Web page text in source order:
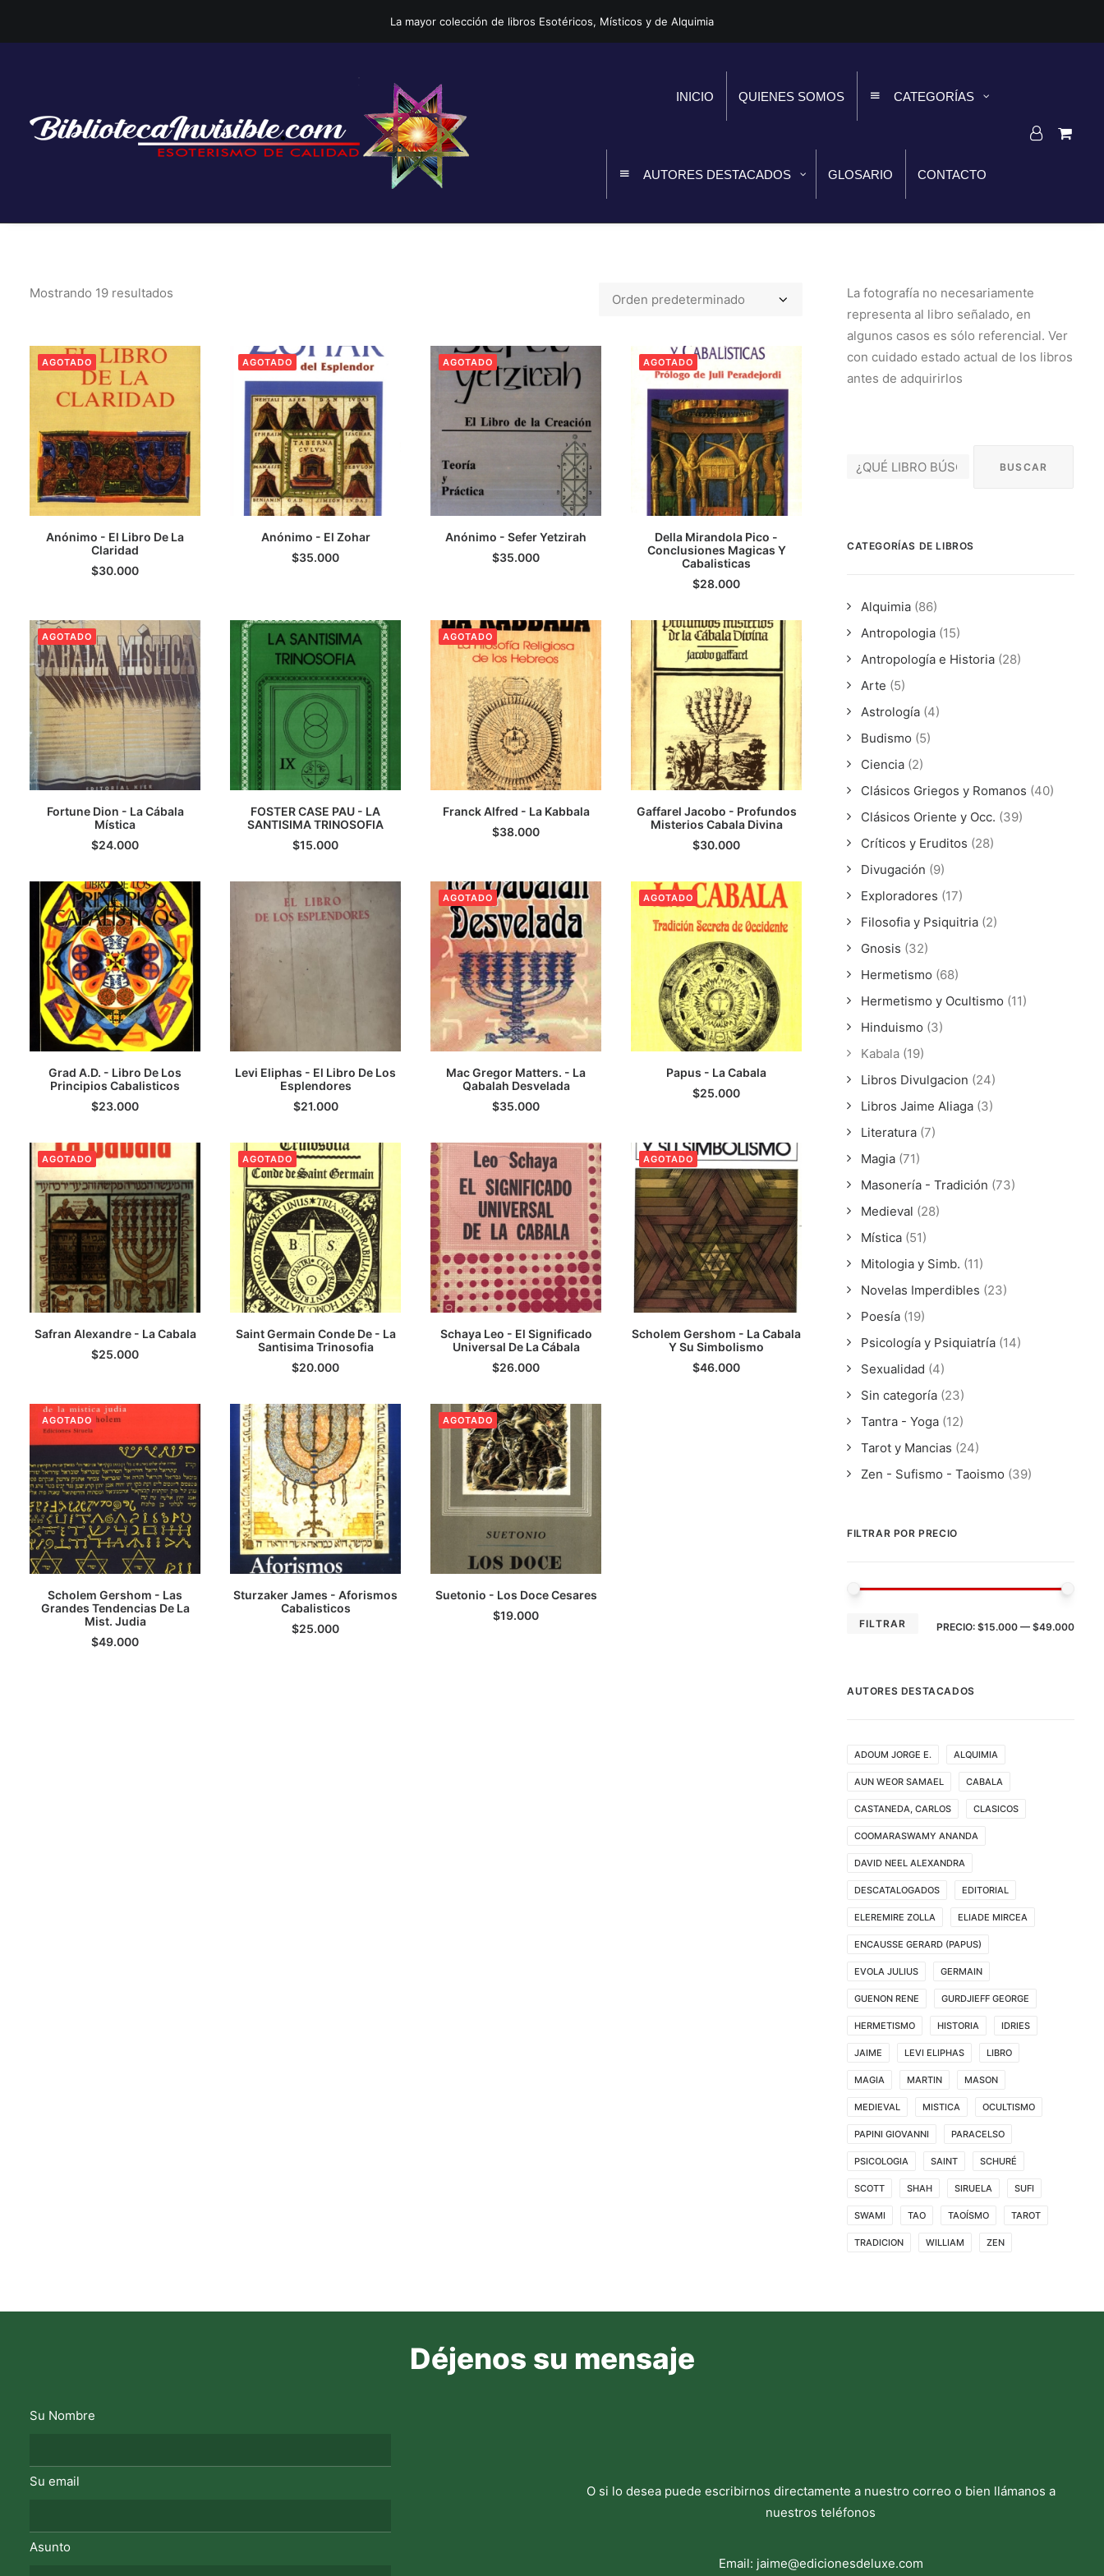
La mayor colección de libros Esotéricos, Místicos y de Alquimia
INICIO QUIENES SOMOS CATEGORÍAS
AUTORES DESTACADOS GLOSARIO CONTACTO
Mostrando 19 resultados
AGOTADO
LEER MÁS
Anónimo - El Libro De La
Claridad
$30.000
AGOTADO
LEER MÁS
Anónimo - El Zohar
$35.000
AGOTADO
LEER MÁS
Anónimo - Sefer Yetzirah
$35.000
AGOTADO
LEER MÁS
Della Mirandola Pico -
Conclusiones Magicas Y
Cabalisticas
$28.000
AGOTADO
LEER MÁS
Fortune Dion - La Cábala
Mística
$24.000
AGREGAR AL CARRITO
FOSTER CASE PAU - LA
SANTISIMA TRINOSOFIA
$15.000
AGOTADO
LEER MÁS
Franck Alfred - La Kabbala
$38.000
AGREGAR AL CARRITO
Gaffarel Jacobo - Profundos
Misterios Cabala Divina
$30.000
AGREGAR AL CARRITO
Grad A.D. - Libro De Los
Principios Cabalisticos
$23.000
AGREGAR AL CARRITO
Levi Eliphas - El Libro De Los
Esplendores
$21.000
AGOTADO
LEER MÁS
Mac Gregor Matters. - La
Qabalah Desvelada
$35.000
AGOTADO
LEER MÁS
Papus - La Cabala
$25.000
AGOTADO
LEER MÁS
Safran Alexandre - La Cabala
$25.000
AGOTADO
LEER MÁS
Saint Germain Conde De - La
Santisima Trinosofia
$20.000
AGREGAR AL CARRITO
Schaya Leo - El Significado
Universal De La Cábala
$26.000
AGOTADO
LEER MÁS
Scholem Gershom - La Cabala
Y Su Simbolismo
$46.000
AGOTADO
LEER MÁS
Scholem Gershom - Las
Grandes Tendencias De La
Mist. Judia
$49.000
AGREGAR AL CARRITO
Sturzaker James - Aforismos
Cabalisticos
$25.000
AGOTADO
LEER MÁS
Suetonio - Los Doce Cesares
$19.000
La fotografía no necesariamente
representa al libro señalado, en
algunos casos es sólo referencial. Ver
con cuidado estado actual de los libros
antes de adquirirlos
CATEGORÍAS DE LIBROS
Alquimia (86)
Antropologia (15)
Antropología e Historia (28)
Arte (5)
Astrología (4)
Budismo (5)
Ciencia (2)
Clásicos Griegos y Romanos (40)
Clásicos Oriente y Occ. (39)
Críticos y Eruditos (28)
Divugación (9)
Exploradores (17)
Filosofia y Psiquitria (2)
Gnosis (32)
Hermetismo (68)
Hermetismo y Ocultismo (11)
Hinduismo (3)
Kabala (19)
Libros Divulgacion (24)
Libros Jaime Aliaga (3)
Literatura (7)
Magia (71)
Masonería - Tradición (73)
Medieval (28)
Mística (51)
Mitologia y Simb. (11)
Novelas Imperdibles (23)
Poesía (19)
Psicología y Psiquiatría (14)
Sexualidad (4)
Sin categoría (23)
Tantra - Yoga (12)
Tarot y Mancias (24)
Zen - Sufismo - Taoismo (39)
FILTRAR POR PRECIO
FILTRAR PRECIO: $15.000 — $49.000
AUTORES DESTACADOS
ADOUM JORGE E. ALQUIMIA
AUN WEOR SAMAEL CABALA
CASTANEDA, CARLOS CLASICOS
COOMARASWAMY ANANDA
DAVID NEEL ALEXANDRA
DESCATALOGADOS EDITORIAL
ELEREMIRE ZOLLA ELIADE MIRCEA
ENCAUSSE GERARD (PAPUS)
EVOLA JULIUS GERMAIN
GUENON RENE GURDJIEFF GEORGE
HERMETISMO HISTORIA IDRIES
JAIME LEVI ELIPHAS LIBRO
MAGIA MARTIN MASON
MEDIEVAL MISTICA OCULTISMO
PAPINI GIOVANNI PARACELSO
PSICOLOGIA SAINT SCHURÉ
SCOTT SHAH SIRUELA SUFI
SWAMI TAO TAOÍSMO TAROT
TRADICION WILLIAM ZEN
Déjenos su mensaje
Su Nombre
Su email
Asunto
O si lo desea puede escribirnos directamente a nuestro correo o bien llámanos a
nuestros teléfonos
Email: jaime@edicionesdeluxe.com